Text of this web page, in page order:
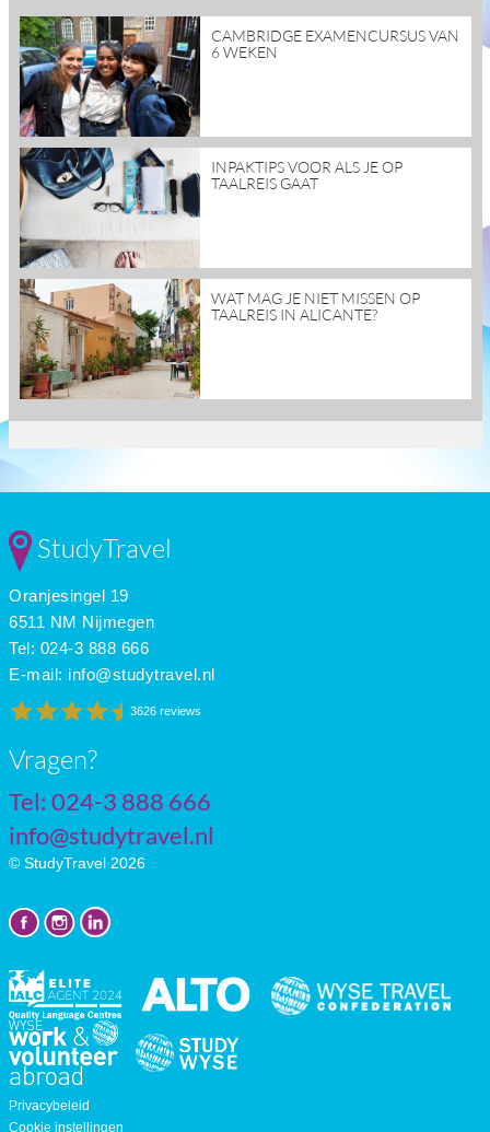
read
more
CAMBRIDGE EXAMENCURSUS VAN
6 WEKEN
read
more
INPAKTIPS VOOR ALS JE OP
TAALREIS GAAT
read
more
WAT MAG JE NIET MISSEN OP
TAALREIS IN ALICANTE?
StudyTravel
Oranjesingel 19
6511 NM Nijmegen
Tel: 024-3 888 666
E-mail: info@studytravel.nl
3626 reviews
Vragen?
Tel: 024-3 888 666
info@studytravel.nl
© StudyTravel 2026
Privacybeleid
Cookie instellingen